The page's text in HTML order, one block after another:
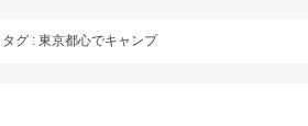
タグ : 東京都心でキャンプ